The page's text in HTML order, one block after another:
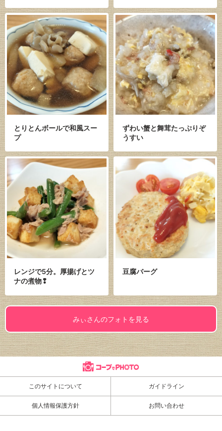
とりとんボールで和風スー
プ
ずわい蟹と舞茸たっぷりぞ
うすい
レンジで5分。厚揚げとツ
ナの煮物❢
豆腐バーグ
みぃさんのフォトを見る
このサイトについて ガイドライン
個人情報保護方針 お問い合わせ